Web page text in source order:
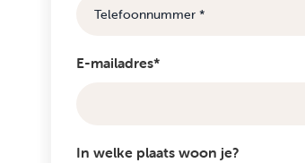
E-mailadres*
In welke plaats woon je?